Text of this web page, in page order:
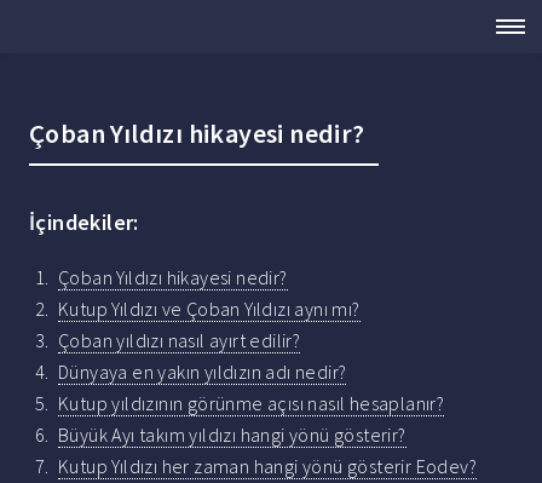
Çoban Yıldızı hikayesi nedir?
İçindekiler:
Çoban Yıldızı hikayesi nedir?
Kutup Yıldızı ve Çoban Yıldızı aynı mı?
Çoban yıldızı nasıl ayırt edilir?
Dünyaya en yakın yıldızın adı nedir?
Kutup yıldızının görünme açısı nasıl hesaplanır?
Büyük Ayı takım yıldızı hangi yönü gösterir?
Kutup Yıldızı her zaman hangi yönü gösterir Eodev?